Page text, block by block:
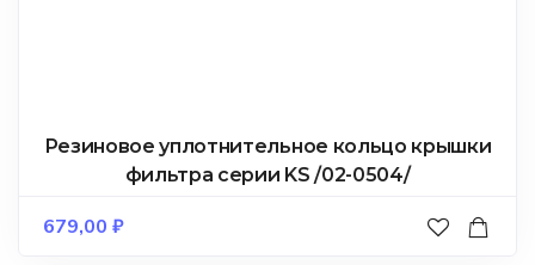
Резиновое уплотнительное кольцо крышки
фильтра серии KS /02-0504/
679,00 ₽